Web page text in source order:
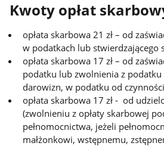
Kwoty opłat
opłata skarbowa 21 zł – od
w podatkach lub stwierdzającego
opłata skarbowa 17 zł – od
podatku lub zwolnienia z
darowizn, w podatku od
opłata skarbowa 17 zł - od
(zwolnieniu z opłaty skarbowej
pełnomocnictwa, jeżeli
małżonkowi, wstępnemu,